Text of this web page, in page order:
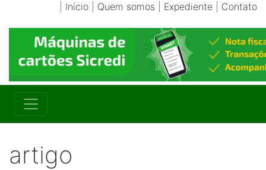
Início Quem somos Expediente Contato
artigo